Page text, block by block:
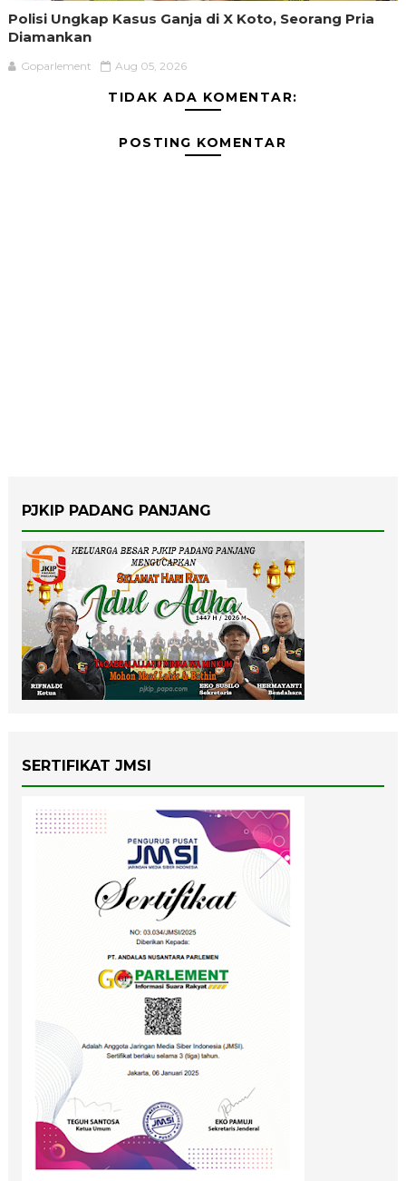
Polisi Ungkap Kasus Ganja di X Koto, Seorang Pria
Diamankan
Goparlement Aug 05, 2026
TIDAK ADA KOMENTAR:
POSTING KOMENTAR
PJKIP PADANG PANJANG
SERTIFIKAT JMSI